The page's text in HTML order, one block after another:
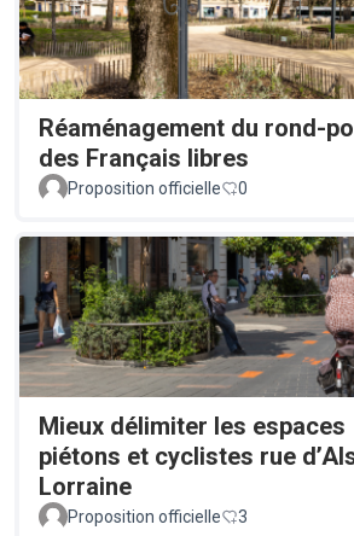
Réaménagement du rond-
des Français libres
Proposition officielle 0
Mieux délimiter les espaces
piétons et cyclistes rue
Lorraine
Proposition officielle 3